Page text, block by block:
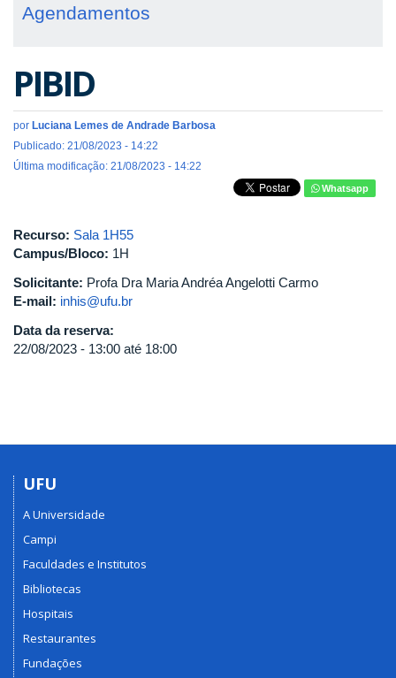
Agendamentos
PIBID
por Luciana Lemes de Andrade Barbosa
Publicado: 21/08/2023 - 14:22
Última modificação: 21/08/2023 - 14:22
Whatsapp
Recurso: Sala 1H55
Campus/Bloco: 1H
Solicitante: Profa Dra Maria Andréa Angelotti Carmo
E-mail: inhis@ufu.br
Data da reserva:
22/08/2023 - 13:00 até 18:00
UFU
A Universidade
Campi
Faculdades e Institutos
Bibliotecas
Hospitais
Restaurantes
Fundações